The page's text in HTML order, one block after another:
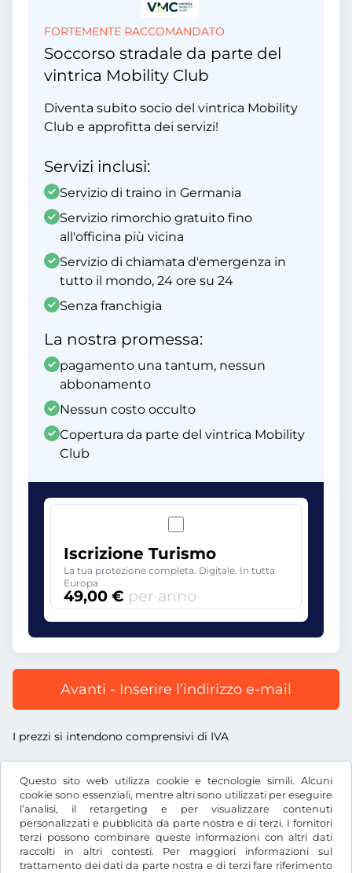
Questo sito web utilizza cookie e tecnologie simili. Alcuni
cookie sono essenziali, mentre altri sono utilizzati per eseguire
l’analisi, il retargeting e per visualizzare contenuti
personalizzati e pubblicità da parte nostra e di terzi. I fornitori
terzi possono combinare queste informazioni con altri dati
raccolti in altri contesti. Per maggiori informazioni sul
trattamento dei dati da parte nostra e di terzi fare riferimento
FORTEMENTE RACCOMANDATO
Soccorso stradale da parte del
vintrica Mobility Club
Diventa subito socio del vintrica Mobility
Club e approfitta dei servizi!
Servizi inclusi:
Servizio di traino in Germania
Servizio rimorchio gratuito fino
all'officina più vicina
Servizio di chiamata d'emergenza in
tutto il mondo, 24 ore su 24
Senza franchigia
La nostra promessa:
pagamento una tantum, nessun
abbonamento
Nessun costo occulto
Copertura da parte del vintrica Mobility
Club
Iscrizione Turismo
La tua protezione completa. Digitale. In tutta
Europa
49,00 € per anno
Avanti - Inserire l’indirizzo e-mail
I prezzi si intendono comprensivi di IVA
€EUR
Facebook Instagram